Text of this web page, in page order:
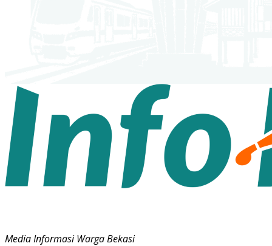
Media Informasi Warga Bekasi